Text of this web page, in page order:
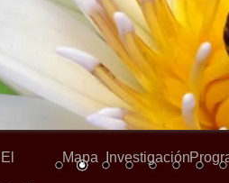
El Mapa Investigación